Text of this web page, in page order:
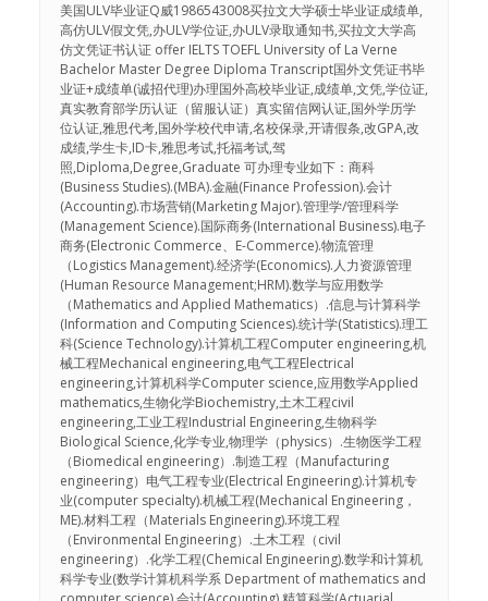
美国ULV毕业证Q威1986543008买拉文大学硕士毕业证成绩单,
高仿ULV假文凭,办ULV学位证,办ULV录取通知书,买拉文大学高
仿文凭证书认证 offer IELTS TOEFL University of La Verne
Bachelor Master Degree Diploma Transcript国外文凭证书毕
业证+成绩单(诚招代理)办理国外高校毕业证,成绩单,文凭,学位证,
真实教育部学历认证（留服认证）真实留信网认证,国外学历学
位认证,雅思代考,国外学校代申请,名校保录,开请假条,改GPA,改
成绩,学生卡,ID卡,雅思考试,托福考试,驾
照,Diploma,Degree,Graduate 可办理专业如下：商科
(Business Studies).(MBA).金融(Finance Profession).会计
(Accounting).市场营销(Marketing Major).管理学/管理科学
(Management Science).国际商务(International Business).电子
商务(Electronic Commerce、E-Commerce).物流管理
（Logistics Management).经济学(Economics).人力资源管理
(Human Resource Management;HRM).数学与应用数学
（Mathematics and Applied Mathematics）.信息与计算科学
(Information and Computing Sciences).统计学(Statistics).理工
科(Science Technology).计算机工程Computer engineering,机
械工程Mechanical engineering,电气工程Electrical
engineering,计算机科学Computer science,应用数学Applied
mathematics,生物化学Biochemistry,土木工程civil
engineering,工业工程Industrial Engineering,生物科学
Biological Science,化学专业,物理学（physics）.生物医学工程
（Biomedical engineering）.制造工程（Manufacturing
engineering）电气工程专业(Electrical Engineering).计算机专
业(computer specialty).机械工程(Mechanical Engineering，
ME).材料工程（Materials Engineering).环境工程
（Environmental Engineering）.土木工程（civil
engineering）.化学工程(Chemical Engineering).数学和计算机
科学专业(数学计算机科学系 Department of mathematics and